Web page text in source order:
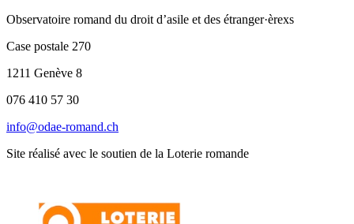
Observatoire romand du droit d’asile et des étranger·èrexs
Case postale 270
1211 Genève 8
076 410 57 30
info@odae-romand.ch
Site réalisé avec le soutien de la Loterie romande